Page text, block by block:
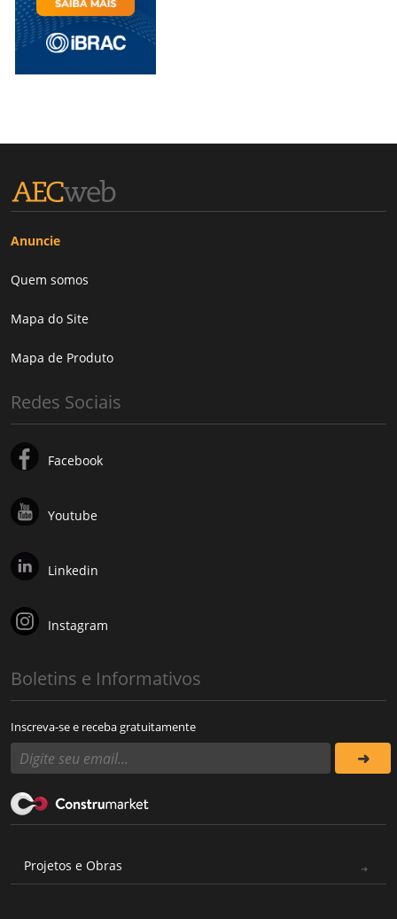
Anuncie
Quem somos
Mapa do Site
Mapa de Produto
Redes Sociais
Facebook
Youtube
Linkedin
Instagram
Boletins e Informativos
Inscreva-se e receba gratuitamente
Projetos e Obras